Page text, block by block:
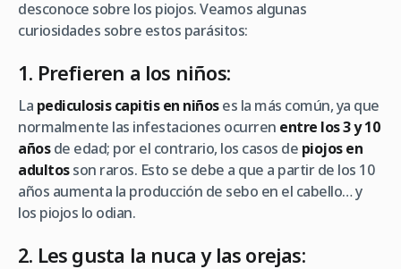
desconoce sobre los piojos. Veamos algunas
curiosidades sobre estos parásitos:
1. Prefieren a los niños:
La pediculosis capitis en niñoses la más común, ya que
normalmente las infestaciones ocurren entre los 3 y 10
añosde edad; por el contrario, los casos de piojos en
adultosson raros. Esto se debe a que a partir de los 10
años aumenta la producción de sebo en el cabello… y
los piojos lo odian.
2. Les gusta la nuca y las orejas: